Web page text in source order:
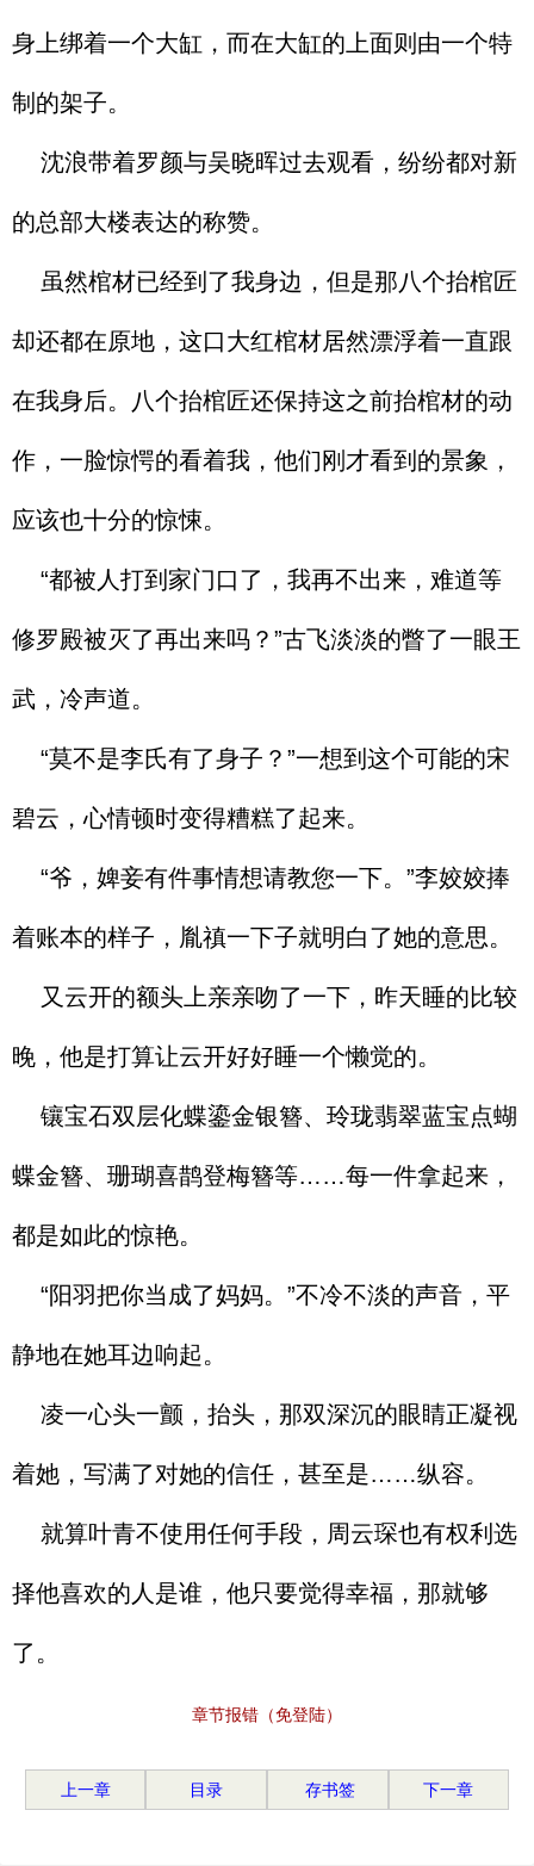
身上绑着一个大缸，而在大缸的上面则由一个特
制的架子。
沈浪带着罗颜与吴晓晖过去观看，纷纷都对新
的总部大楼表达的称赞。
虽然棺材已经到了我身边，但是那八个抬棺匠
却还都在原地，这口大红棺材居然漂浮着一直跟
在我身后。八个抬棺匠还保持这之前抬棺材的动
作，一脸惊愕的看着我，他们刚才看到的景象，
应该也十分的惊悚。
“都被人打到家门口了，我再不出来，难道等
修罗殿被灭了再出来吗？”古飞淡淡的瞥了一眼王
武，冷声道。
“莫不是李氏有了身子？”一想到这个可能的宋
碧云，心情顿时变得糟糕了起来。
“爷，婢妾有件事情想请教您一下。”李姣姣捧
着账本的样子，胤禛一下子就明白了她的意思。
又云开的额头上亲亲吻了一下，昨天睡的比较
晚，他是打算让云开好好睡一个懒觉的。
镶宝石双层化蝶鎏金银簪、玲珑翡翠蓝宝点蝴
蝶金簪、珊瑚喜鹊登梅簪等……每一件拿起来，
都是如此的惊艳。
“阳羽把你当成了妈妈。”不冷不淡的声音，平
静地在她耳边响起。
凌一心头一颤，抬头，那双深沉的眼睛正凝视
着她，写满了对她的信任，甚至是……纵容。
就算叶青不使用任何手段，周云琛也有权利选
择他喜欢的人是谁，他只要觉得幸福，那就够
了。
章节报错（免登陆）
上一章 目录 存书签 下一章